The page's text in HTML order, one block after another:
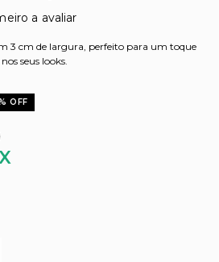
a avaliar
3 cm de largura, perfeito para um toque
seus looks.
OFF